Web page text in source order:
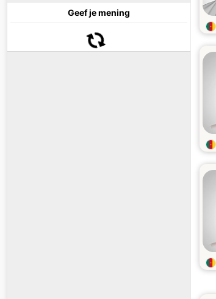
Geef je mening